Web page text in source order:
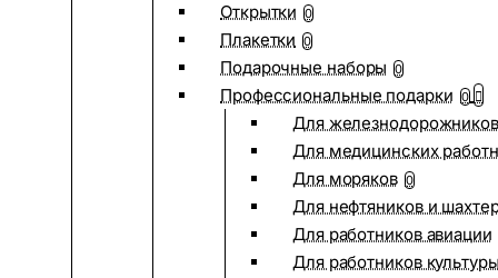
Открытки 0
Плакетки 0
Подарочные наборы 0
Профессиональные подарки 0
Для железнодорожников
Для медицинских
Для моряков 0
Для нефтяников и
Для работников авиации
Для работников